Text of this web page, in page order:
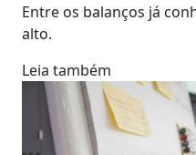
Entre os balanços já
alto.
Leia também